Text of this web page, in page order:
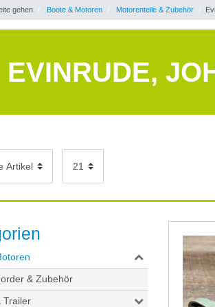
gehen Boote & Motoren Motorenteile & Zubehör
EVINRUDE,
& Zubehör
Trailer